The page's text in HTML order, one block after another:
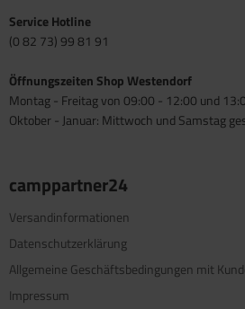
Service Hotline
(0 82 73) 99 81 91
Öffnungszeiten Shop Westendorf
Montag - Freitag von 09:00 - 12:00 und
Oktober - Januar: Mittwoch und Samstag
camppartner24
Versandinformationen
Datenschutzerklärung
Allgemeine Geschäftsbedingungen mit
Impressum